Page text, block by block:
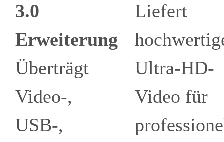
3.0
Erweiterung
Überträgt
Video-,
USB-,
Liefert
Ultra-HD-
Video für